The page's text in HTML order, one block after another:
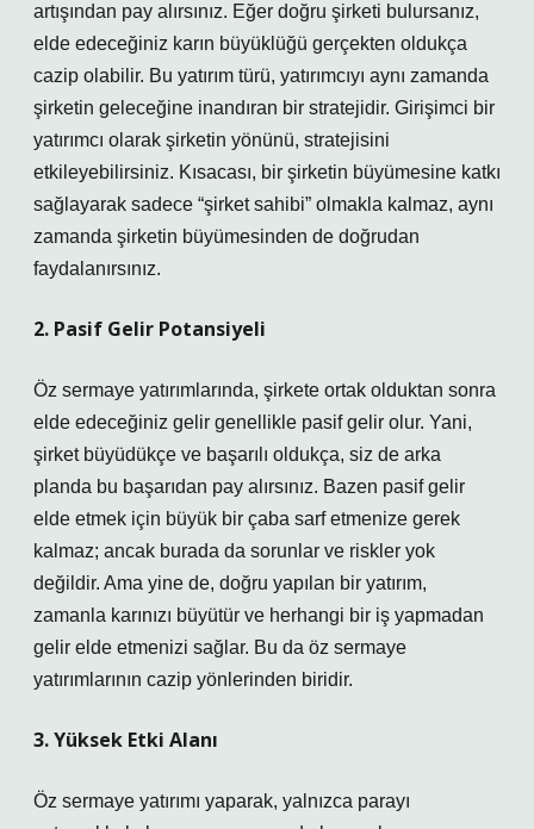
artışından pay alırsınız. Eğer doğru şirketi bulursanız,
elde edeceğiniz karın büyüklüğü gerçekten oldukça
cazip olabilir. Bu yatırım türü, yatırımcıyı aynı zamanda
şirketin geleceğine inandıran bir stratejidir. Girişimci bir
yatırımcı olarak şirketin yönünü, stratejisini
etkileyebilirsiniz. Kısacası, bir şirketin büyümesine katkı
sağlayarak sadece “şirket sahibi” olmakla kalmaz, aynı
zamanda şirketin büyümesinden de doğrudan
faydalanırsınız.
2. Pasif Gelir Potansiyeli
Öz sermaye yatırımlarında, şirkete ortak olduktan sonra
elde edeceğiniz gelir genellikle pasif gelir olur. Yani,
şirket büyüdükçe ve başarılı oldukça, siz de arka
planda bu başarıdan pay alırsınız. Bazen pasif gelir
elde etmek için büyük bir çaba sarf etmenize gerek
kalmaz; ancak burada da sorunlar ve riskler yok
değildir. Ama yine de, doğru yapılan bir yatırım,
zamanla karınızı büyütür ve herhangi bir iş yapmadan
gelir elde etmenizi sağlar. Bu da öz sermaye
yatırımlarının cazip yönlerinden biridir.
3. Yüksek Etki Alanı
Öz sermaye yatırımı yaparak, yalnızca parayı